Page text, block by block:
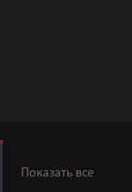
Показать все